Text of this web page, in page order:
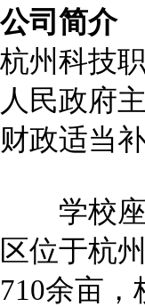
公司简介
杭州科技
人民政府
财政适当
学校座
区位于杭
710余亩